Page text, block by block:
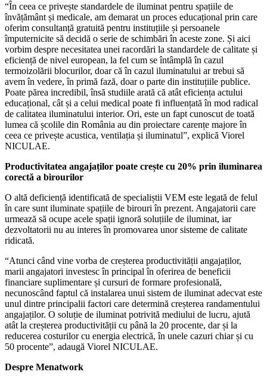
“În ceea ce privește standardele de iluminat pentru spațiile de
învățământ și medicale, am demarat un proces educațional prin care
oferim consultanță gratuită pentru instituțiile și persoanele
împuternicite să decidă o serie de schimbări în aceste zone. Și aici
vorbim despre necesitatea unei racordări la standardele de calitate și
eficiență de nivel european, la fel cum se întâmplă în cazul
termoizolării blocurilor, doar că în cazul iluminatului ar trebui să
avem în vedere, în primă fază, doar o parte din instituțiile publice.
Poate părea incredibil, însă studiile arată că atât eficiența actului
educațional, cât și a celui medical poate fi influențată în mod radical
de calitatea iluminatului interior. Ori, este un fapt cunoscut de toată
lumea că școlile din România au din proiectare carențe majore în
ceea ce privește acustica, ventilația și iluminatul”, explică Viorel
NICULAE.
Productivitatea angajaților poate crește cu 20% prin iluminarea
corectă a birourilor
O altă deficiență identificată de specialiștii VEM este legată de felul
în care sunt iluminate spațiile de birouri în prezent. Angajatorii care
urmează să ocupe acele spații ignoră soluțiile de iluminat, iar
dezvoltatorii nu au interes în promovarea unor sisteme de calitate
ridicată.
“Atunci când vine vorba de creșterea productivității angajaților,
marii angajatori investesc în principal în oferirea de beneficii
financiare suplimentare și cursuri de formare profesională,
necunoscând faptul că instalarea unui sistem de iluminat adecvat este
unul dintre principalii factori care determină creșterea randamentului
angajaților. O soluție de iluminat potrivită mediului de lucru, ajută
atât la creșterea productivității cu până la 20 procente, dar și la
reducerea costurilor cu energia electrică, în unele cazuri chiar și cu
50 procente”, adaugă Viorel NICULAE.
Despre Menatwork